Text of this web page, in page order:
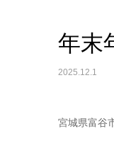
年末
2025.12.1
宮城県富谷